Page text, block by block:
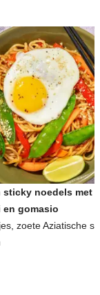
sticky noedels met
en gomasio
zoete Aziatische